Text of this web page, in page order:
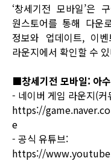
‘창세기전 모바일’은
원스토어를 통해 다운
정보와 업데이트, 이
라운지에서 확인할 수
■창세기전 모바일: 아
- 네이버 게임 라운지(커
https://
e
- 공식 유튜브:
https://